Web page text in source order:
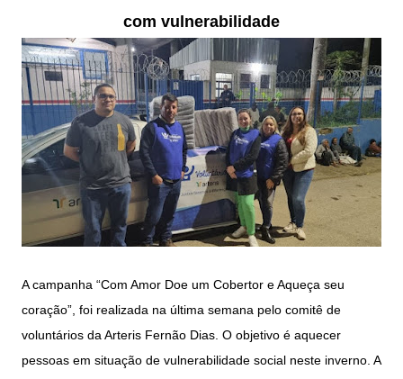
com vulnerabilidade
A campanha “Com Amor Doe um Cobertor e Aqueça seu
coração”, foi realizada na última semana pelo comitê de
voluntários da Arteris Fernão Dias. O objetivo é aquecer
pessoas em situação de vulnerabilidade social neste inverno. A